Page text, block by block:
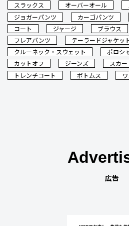
スラックス
オーバーオール
ジョガーパンツ
カーゴパンツ
コート
ジャージ ブラウス
フレアパンツ
テーラードジャケッ
クルーネック・スウェット
ポロシ
カットオフ
ジーンズ スカー
トレンチコート
ボトムス
広告